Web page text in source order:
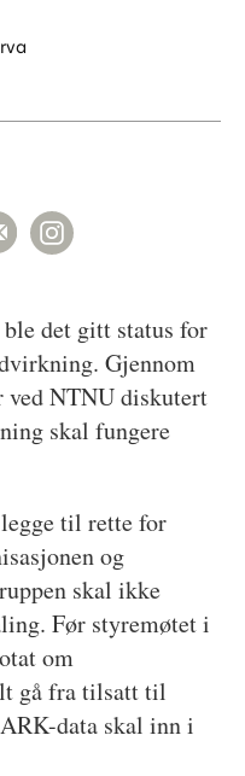
det gitt status for
Gjennom
ved NTNU diskutert
skal fungere
til rette for
og
skal ikke
Før styremøtet i
om
gå fra tilsatt til
data skal inn i